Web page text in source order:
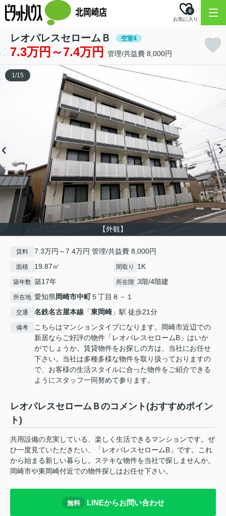
お気に入り
0
レオパレスセロームＢ 空室4
7.3万円～7.4万円 管理/共益費 8,000円
【外観】
1/15
賃料 7.3万円～7.4万円 管理/共益費 8,000円
面積 19.87㎡ 間取り 1K
築年数 築17年 所在階 3階/4階建
所在地 愛知県岡崎市中町５丁目８－１
交通 名鉄名古屋本線 「東岡崎 」駅 徒歩21分
備考
こちらはマンションタイプになります。岡崎市近辺での
新居ならご好評の物件「レオパレスセロームB」はいか
がでしょうか。賃貸物件をお探しの方は、当社にお任せ
下さい。当社は多種多様な物件を取り扱っておりますの
で、お客様の生活スタイルに合った物件をご紹介できる
ようにスタッフ一同努めて参ります。
レオパレスセロームＢのコメント(おすすめポイン
ト)
共用設備の充実している、楽しく生活できるマンションです。ぜ
ひ一度見ていただきたい、「レオパレスセロームB」です。これ
から始まる新しい暮らし。ステキな物件を当社で探しませんか。
岡崎市や東岡崎付近での物件探しはお任せ下さい。
無料 LINEからお問い合わせ